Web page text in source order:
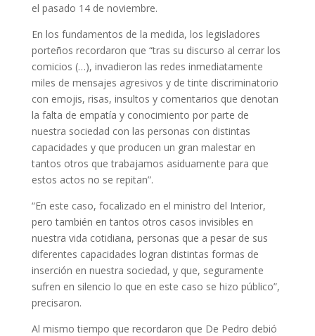
el pasado 14 de noviembre.
En los fundamentos de la medida, los legisladores
porteños recordaron que “tras su discurso al cerrar los
comicios (…), invadieron las redes inmediatamente
miles de mensajes agresivos y de tinte discriminatorio
con emojis, risas, insultos y comentarios que denotan
la falta de empatía y conocimiento por parte de
nuestra sociedad con las personas con distintas
capacidades y que producen un gran malestar en
tantos otros que trabajamos asiduamente para que
estos actos no se repitan”.
“En este caso, focalizado en el ministro del Interior,
pero también en tantos otros casos invisibles en
nuestra vida cotidiana, personas que a pesar de sus
diferentes capacidades logran distintas formas de
inserción en nuestra sociedad, y que, seguramente
sufren en silencio lo que en este caso se hizo público”,
precisaron.
Al mismo tiempo que recordaron que De Pedro debió